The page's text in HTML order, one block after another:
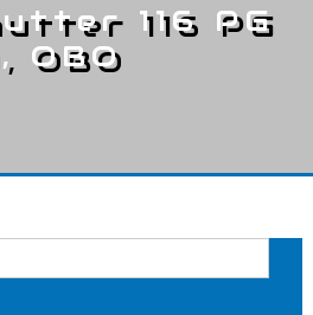
116 PG
OBO